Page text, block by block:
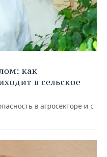
как
в сельское
в агросекторе и с